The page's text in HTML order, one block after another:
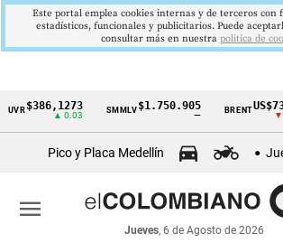
Cintillo
económicos
Colombia
▲ 0.03
SMMLV$1.750.905 BRENT US$73,48
▼ 1.12
Pico y Placa Medellín
Jueves, 6 de Agosto de 2026
menu
Este portal emplea cookies internas y de terceros con
estadísticos, funcionales y publicitarios. Puede
consultar más en nuestra politica de